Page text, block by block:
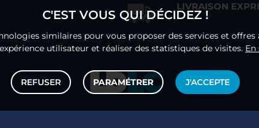
LIVRAISON
C'EST VOUS QUI DÉCIDEZ !
similaires pour vous proposer des services et
utilisateur et réaliser des statistiques de visites. En
REFUSER PARAMÉTRER J'ACCEPTE